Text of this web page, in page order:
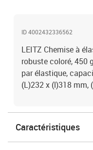
ID 4002432336562
LEITZ Chemise à
robuste coloré, 450
par élastique,
(L)232 x (l)318 mm,
Caractéristiques